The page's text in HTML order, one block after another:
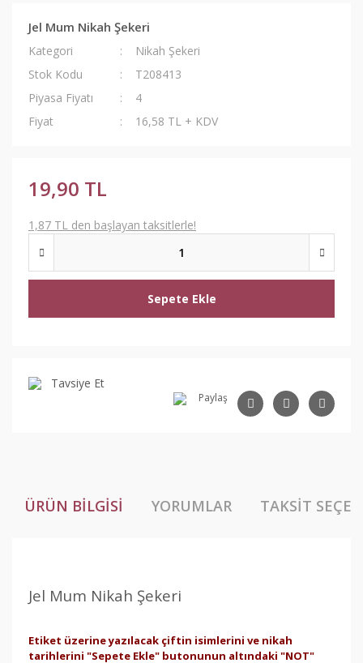
Jel Mum Nikah Şekeri
Kategori
Nikah Şekeri
Stok Kodu
T208413
Piyasa Fiyatı
4
Fiyat
16,58 TL + KDV
19,90 TL
1,87 TL den başlayan taksitlerle!
Sepete Ekle
Tavsiye Et
Paylaş
ÜRÜN BILGISI YORUMLAR TAKSIT
Jel Mum Nikah Şekeri
Etiket üzerine yazılacak çiftin isimlerini ve nikah
tarihlerini "Sepete Ekle" butonunun altındaki "NOT"